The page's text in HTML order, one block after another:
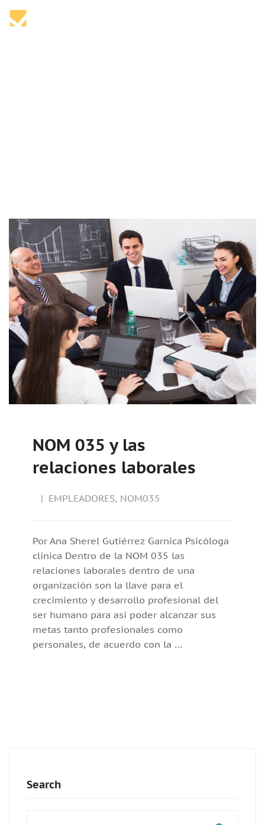
NOM 035 y las
relaciones laborales
EMPLEADORES, NOM035
Por Ana Sherel Gutiérrez Garnica Psicóloga
clínica Dentro de la NOM 035 las
relaciones laborales dentro de una
organización son la llave para el
crecimiento y desarrollo profesional del
ser humano para así poder alcanzar sus
metas tanto profesionales como
personales, de acuerdo con la …
Search